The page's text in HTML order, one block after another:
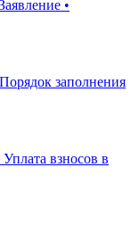
•
заполнения
взносов в